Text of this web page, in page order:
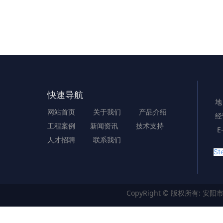
CopyRight © 版权所有: 安阳
快速导航
网站首页 关于我们
产品介绍
工程案例
新闻资讯
技术支持
人才招聘
联系我们